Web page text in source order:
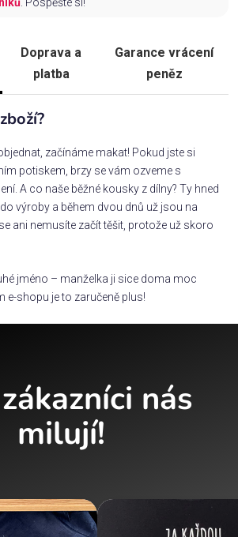
. Pospěšte si!
Doprava a
platba
Garance vrácení
peněz
začínáme makat! Pokud jste si
potiskem, brzy se vám ozveme s
A co naše běžné kousky z dílny? Ty hned
výroby a během dvou dnů už jsou na
ani nemusíte začít těšit, protože už skoro
jméno – manželka ji sice doma moc
e-shopu je to zaručeně plus!
nás
milují!